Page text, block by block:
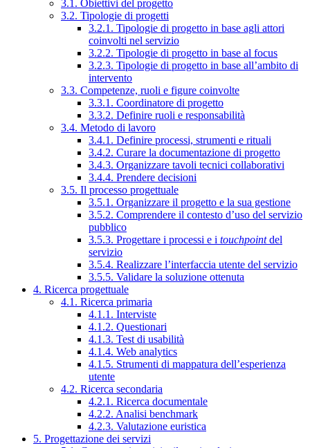
3.1. Obiettivi del progetto
3.2. Tipologie di progetti
3.2.1. Tipologie di progetto in base agli attori
coinvolti nel servizio
3.2.2. Tipologie di progetto in base al focus
3.2.3. Tipologie di progetto in base all’ambito di
intervento
3.3. Competenze, ruoli e figure coinvolte
3.3.1. Coordinatore di progetto
3.3.2. Definire ruoli e responsabilità
3.4. Metodo di lavoro
3.4.1. Definire processi, strumenti e rituali
3.4.2. Curare la documentazione di progetto
3.4.3. Organizzare tavoli tecnici collaborativi
3.4.4. Prendere decisioni
3.5. Il processo progettuale
3.5.1. Organizzare il progetto e la sua gestione
3.5.2. Comprendere il contesto d’uso del servizio
pubblico
3.5.3. Progettare i processi e i touchpointdel
servizio
3.5.4. Realizzare l’interfaccia utente del servizio
3.5.5. Validare la soluzione ottenuta
4. Ricerca progettuale
4.1. Ricerca primaria
4.1.1. Interviste
4.1.2. Questionari
4.1.3. Test di usabilità
4.1.4. Web analytics
4.1.5. Strumenti di mappatura dell’esperienza
utente
4.2. Ricerca secondaria
4.2.1. Ricerca documentale
4.2.2. Analisi benchmark
4.2.3. Valutazione euristica
5. Progettazione dei servizi